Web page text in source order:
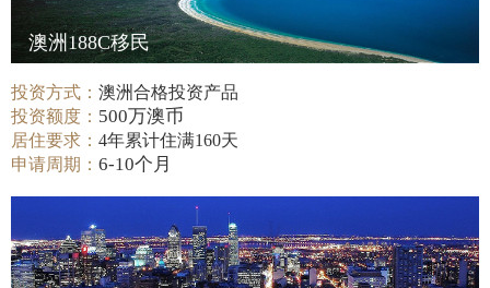
澳洲188C移民
投资方式：澳洲合格投资产品
投资额度： 500万澳币
居住要求：4年累计住满160天
申请周期：6-10个月